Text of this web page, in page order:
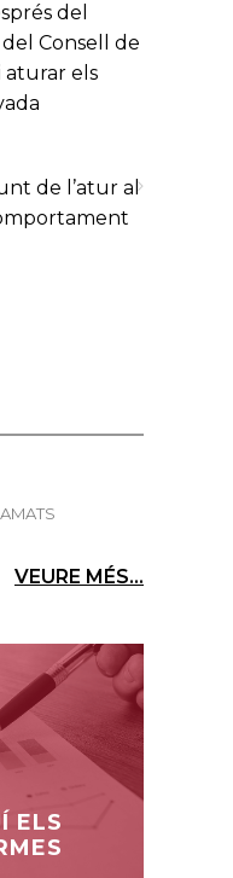
del
Consell de
aturar els
de l’atur al
VEURE MÉS...
ELS